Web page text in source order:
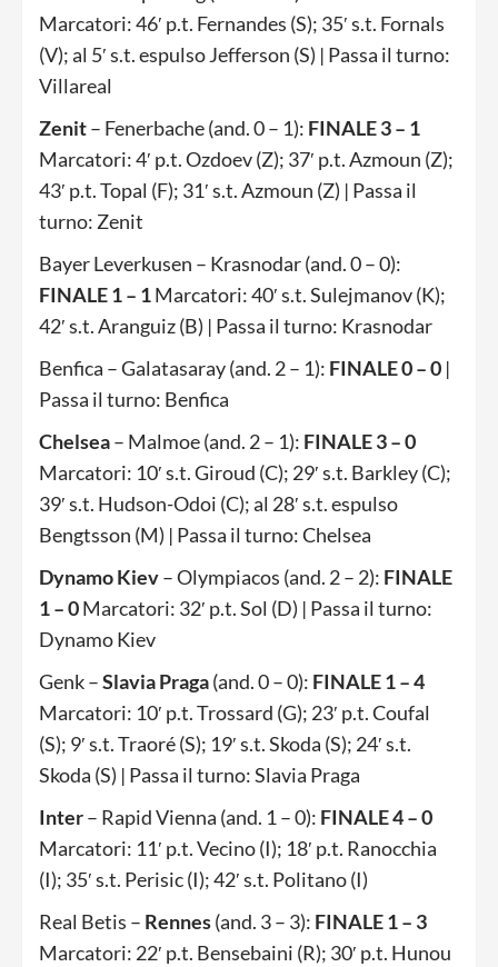
Marcatori: 46′ p.t. Fernandes (S); 35′ s.t. Fornals
(V); al 5′ s.t. espulso Jefferson (S) | Passa il turno:
Villareal
Zenit– Fenerbache (and. 0 – 1): FINALE 3 – 1
Marcatori: 4′ p.t. Ozdoev (Z); 37′ p.t. Azmoun (Z);
43′ p.t. Topal (F); 31′ s.t. Azmoun (Z) | Passa il
turno: Zenit
Bayer Leverkusen – Krasnodar (and. 0 – 0):
FINALE 1 – 1Marcatori: 40′ s.t. Sulejmanov (K);
42′ s.t. Aranguiz (B) | Passa il turno: Krasnodar
Benfica – Galatasaray (and. 2 – 1): FINALE 0 – 0 |
Passa il turno: Benfica
Chelsea– Malmoe (and. 2 – 1): FINALE 3 – 0
Marcatori: 10′ s.t. Giroud (C); 29′ s.t. Barkley (C);
39′ s.t. Hudson-Odoi (C); al 28′ s.t. espulso
Bengtsson (M) | Passa il turno: Chelsea
DynamoKiev– Olympiacos (and. 2 – 2): FINALE
1 – 0Marcatori: 32′ p.t. Sol (D) | Passa il turno:
Dynamo Kiev
Genk –SlaviaPraga(and. 0 – 0): FINALE 1 – 4
Marcatori: 10′ p.t. Trossard (G); 23′ p.t. Coufal
(S); 9′ s.t. Traoré (S); 19′ s.t. Skoda (S); 24′ s.t.
Skoda (S) | Passa il turno: Slavia Praga
Inter– Rapid Vienna (and. 1 – 0): FINALE 4 – 0
Marcatori: 11′ p.t. Vecino (I); 18′ p.t. Ranocchia
(I); 35′ s.t. Perisic (I); 42′ s.t. Politano (I)
Real Betis – Rennes(and. 3 – 3): FINALE 1 – 3
Marcatori: 22′ p.t. Bensebaini (R); 30′ p.t. Hunou